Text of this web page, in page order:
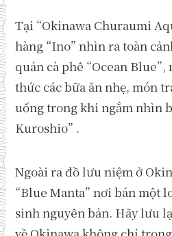
Tại “Okinawa Churaumi
hàng “Ino” nhìn ra toàn
quán cà phê “Ocean
thức các bữa ăn nhẹ, món
uống trong khi ngắm nhìn
Kuroshio” .
Ngoài ra đồ lưu niệm ở
“Blue Manta” nơi bán một
sinh nguyên bản. Hãy lưu